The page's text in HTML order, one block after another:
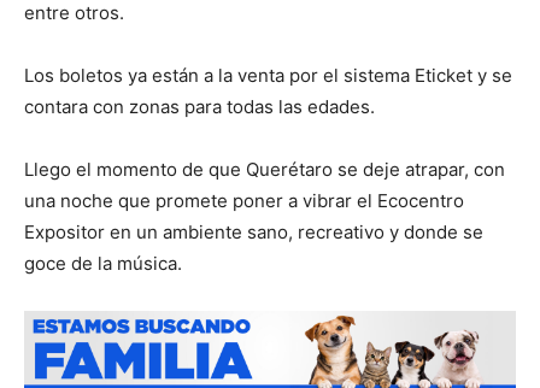
entre otros.
Los boletos ya están a la venta por el sistema Eticket y se
contara con zonas para todas las edades.
Llego el momento de que Querétaro se deje atrapar, con
una noche que promete poner a vibrar el Ecocentro
Expositor en un ambiente sano, recreativo y donde se
goce de la música.